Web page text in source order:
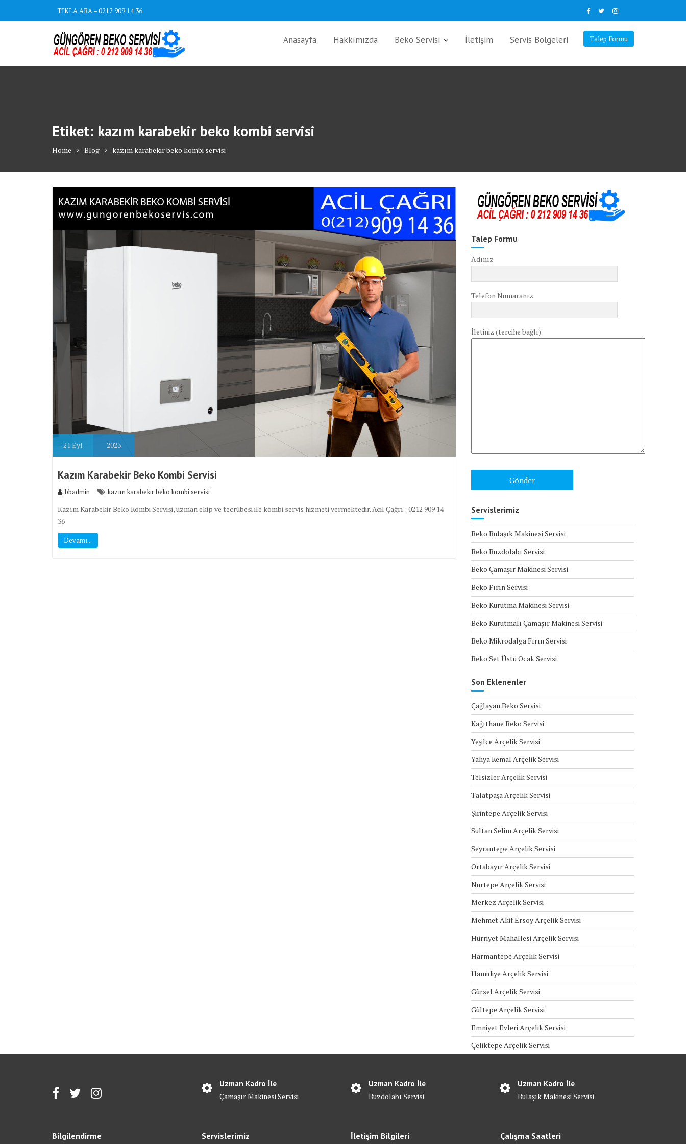
TIKLA ARA – 0212 909 14 36
Talep Formu
Anasayfa Hakkımızda Beko Servisi İletişim Servis Bölgeleri
Etiket: kazım karabekir beko kombi servisi
Home Blog kazım karabekir beko kombi servisi
21Eyl 2023
Kazım Karabekir Beko Kombi Servisi
bbadmin kazım karabekir beko kombi servisi
Kazım Karabekir Beko Kombi Servisi, uzman ekip ve tecrübesi ile kombi servis hizmeti vermektedir. Acil Çağrı : 0212 909 14
36
Devamı...
Talep Formu
Adınız
Telefon Numaranız
İletiniz (tercihe bağlı)
Servislerimiz
Beko Bulaşık Makinesi Servisi
Beko Buzdolabı Servisi
Beko Çamaşır Makinesi Servisi
Beko Fırın Servisi
Beko Kurutma Makinesi Servisi
Beko Kurutmalı Çamaşır Makinesi Servisi
Beko Mikrodalga Fırın Servisi
Beko Set Üstü Ocak Servisi
Son Eklenenler
Çağlayan Beko Servisi
Kağıthane Beko Servisi
Yeşilce Arçelik Servisi
Yahya Kemal Arçelik Servisi
Telsizler Arçelik Servisi
Talatpaşa Arçelik Servisi
Şirintepe Arçelik Servisi
Sultan Selim Arçelik Servisi
Seyrantepe Arçelik Servisi
Ortabayır Arçelik Servisi
Nurtepe Arçelik Servisi
Merkez Arçelik Servisi
Mehmet Akif Ersoy Arçelik Servisi
Hürriyet Mahallesi Arçelik Servisi
Harmantepe Arçelik Servisi
Hamidiye Arçelik Servisi
Gürsel Arçelik Servisi
Gültepe Arçelik Servisi
Emniyet Evleri Arçelik Servisi
Çeliktepe Arçelik Servisi
Uzman Kadro İle
Çamaşır Makinesi Servisi
Uzman Kadro İle
Buzdolabı Servisi
Uzman Kadro İle
Bulaşık Makinesi Servisi
Bilgilendirme Servislerimiz İletişim Bilgileri Çalışma Saatleri